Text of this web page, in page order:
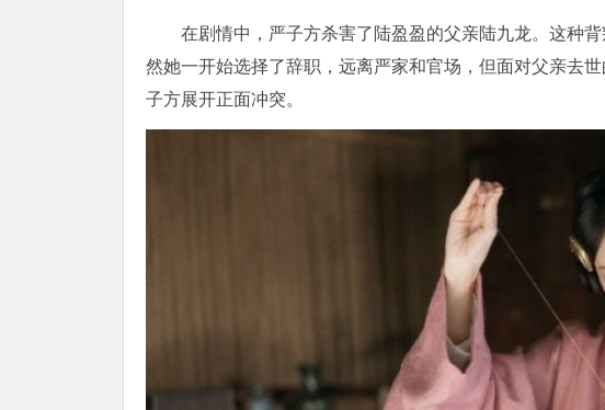
在剧情中，严子方杀害了陆盈盈的父亲陆九龙。这种
然她一开始选择了辞职，远离严家和官场，但面对父亲去
子方展开正面冲突。